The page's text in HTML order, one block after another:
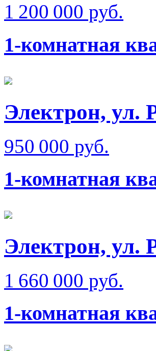
1 200 000 руб.
1-комнатная
Электрон, ул.
950 000 руб.
1-комнатная
Электрон, ул.
1 660 000 руб.
1-комнатная